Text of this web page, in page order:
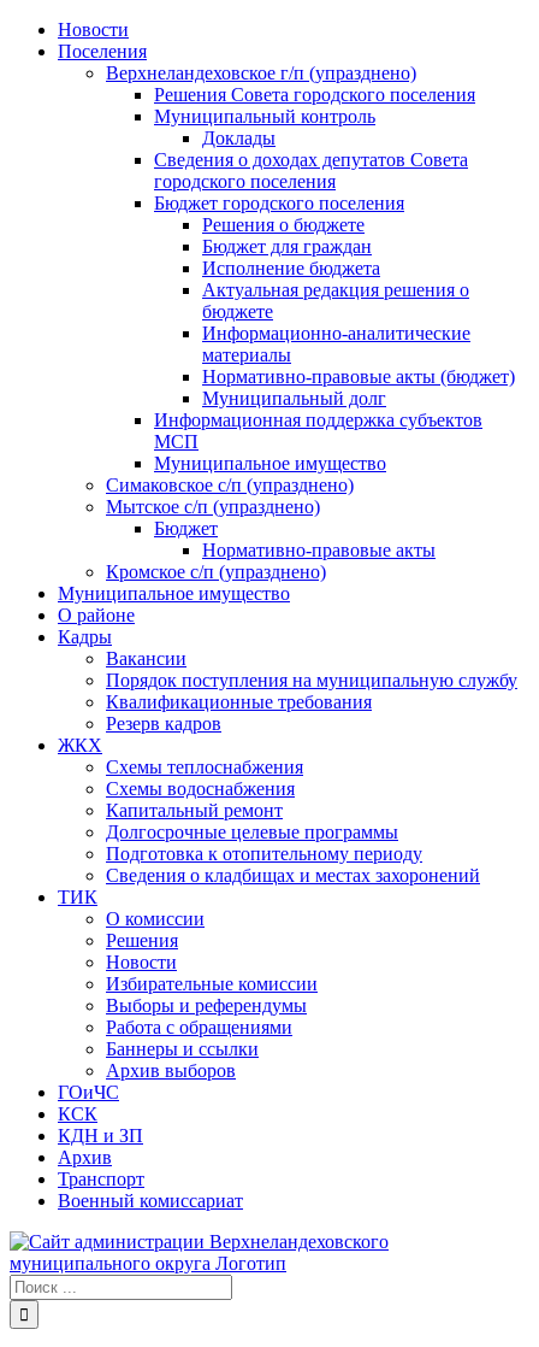
Skip
Новости
Поселения
Верхнеландеховское г/п (упразднено)
Решения Совета городского поселения
Муниципальный контроль
Доклады
Сведения о доходах депутатов Совета
городского поселения
Бюджет городского поселения
Решения о бюджете
Бюджет для граждан
Исполнение бюджета
Актуальная редакция решения о
бюджете
Информационно-аналитические
материалы
Нормативно-правовые акты (бюджет)
Муниципальный долг
Информационная поддержка субъектов
МСП
Муниципальное имущество
Симаковское с/п (упразднено)
Мытское с/п (упразднено)
Бюджет
Нормативно-правовые акты
Кромское с/п (упразднено)
Муниципальное имущество
О районе
Кадры
Вакансии
Порядок поступления на муниципальную службу
Квалификационные требования
Резерв кадров
ЖКХ
Схемы теплоснабжения
Схемы водоснабжения
Капитальный ремонт
Долгосрочные целевые программы
Подготовка к отопительному периоду
Сведения о кладбищах и местах захоронений
ТИК
О комиссии
Решения
Новости
Избирательные комиссии
Выборы и референдумы
Работа с обращениями
Баннеры и ссылки
Архив выборов
ГОиЧС
КСК
КДН и ЗП
Архив
Транспорт
Военный комиссариат
Результат
поиска: